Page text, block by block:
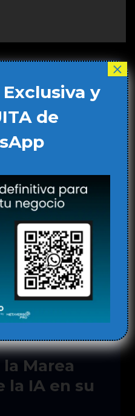
Futuro en
artificial/ Por
Marea
la IA en su
y
de
×